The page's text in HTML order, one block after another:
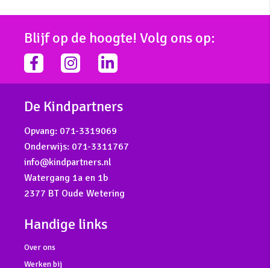
Blijf op de hoogte! Volg ons op:
facebook-
f
instagramlinkedin-
in
De Kindpartners
Opvang: 071-3319069
Onderwijs: 071-3311767
info@kindpartners.nl
Watergang 1a en 1b
2377 BT Oude Wetering
Handige links
Over ons
Werken bij